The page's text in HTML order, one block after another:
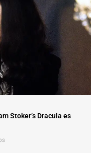
Stoker’s Dracula es